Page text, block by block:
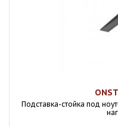
Подставка-стойка под